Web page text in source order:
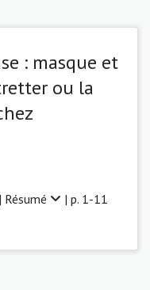
: masque et
ou la
Résumé | p. 1-11